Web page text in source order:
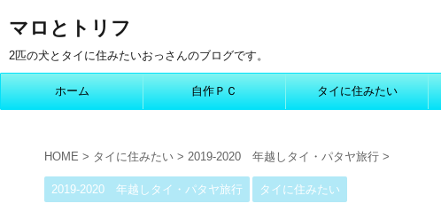
マロとトリフ
2匹の犬とタイに住みたいおっさんのブログです。
ホーム 自作ＰＣ タイに住みたい
HOME > タイに住みたい > 2019-2020 年越しタイ・パタヤ旅行 >
2019-2020 年越しタイ・パタヤ旅行 タイに住みたい